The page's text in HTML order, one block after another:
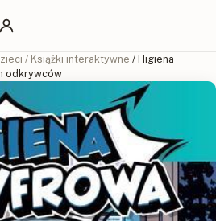
/ Książki interaktywne / Higiena
odkrywców